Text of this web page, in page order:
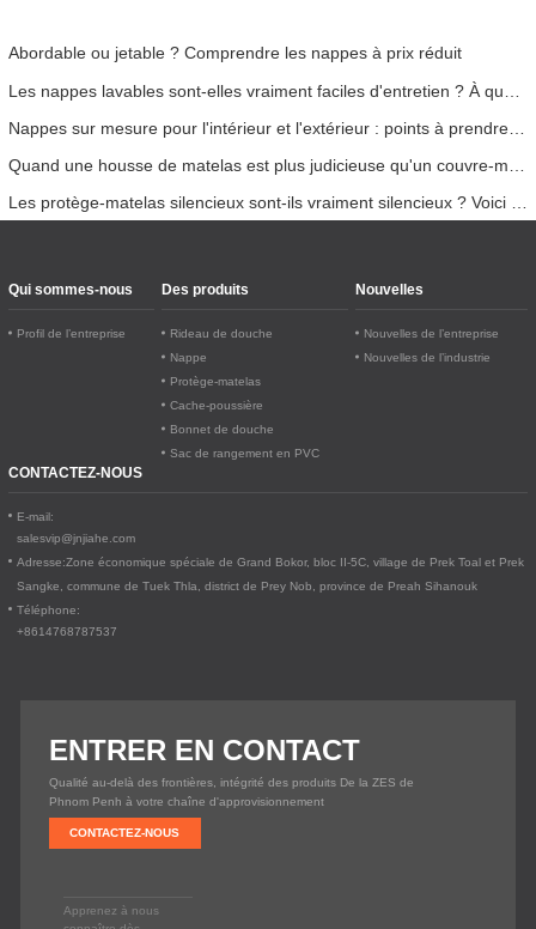
Abordable ou jetable ? Comprendre les nappes à prix réduit
Les protège-matelas silencieux sont-ils vraiment silencieux ? Voici la vérité
Qui sommes-nous
Profil de l’entreprise
Des produits
Rideau de douche
Nappe
Protège-matelas
Cache-poussière
Bonnet de douche
Sac de rangement en PVC
Nouvelles
Nouvelles de l’entreprise
Nouvelles de l’industrie
CONTACTEZ-NOUS
E-mail:
salesvip@jnjiahe.com
Adresse:Zone économique spéciale de Grand Bokor, bloc II-5C, village de Prek Toal et Prek
Sangke, commune de Tuek Thla, district de Prey Nob, province de Preah Sihanouk
Téléphone:
+8614768787537
ENTRER EN CONTACT
Qualité au-delà des frontières, intégrité des produits De la ZES de
Phnom Penh à votre chaîne d'approvisionnement
CONTACTEZ-NOUS
Apprenez à nous